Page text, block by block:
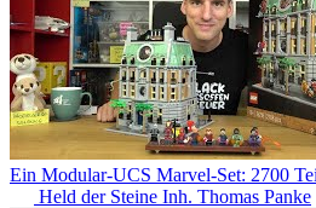
Ein Modular-UCS Marvel-Set: 2700
Held der Steine Inh. Thomas Panke